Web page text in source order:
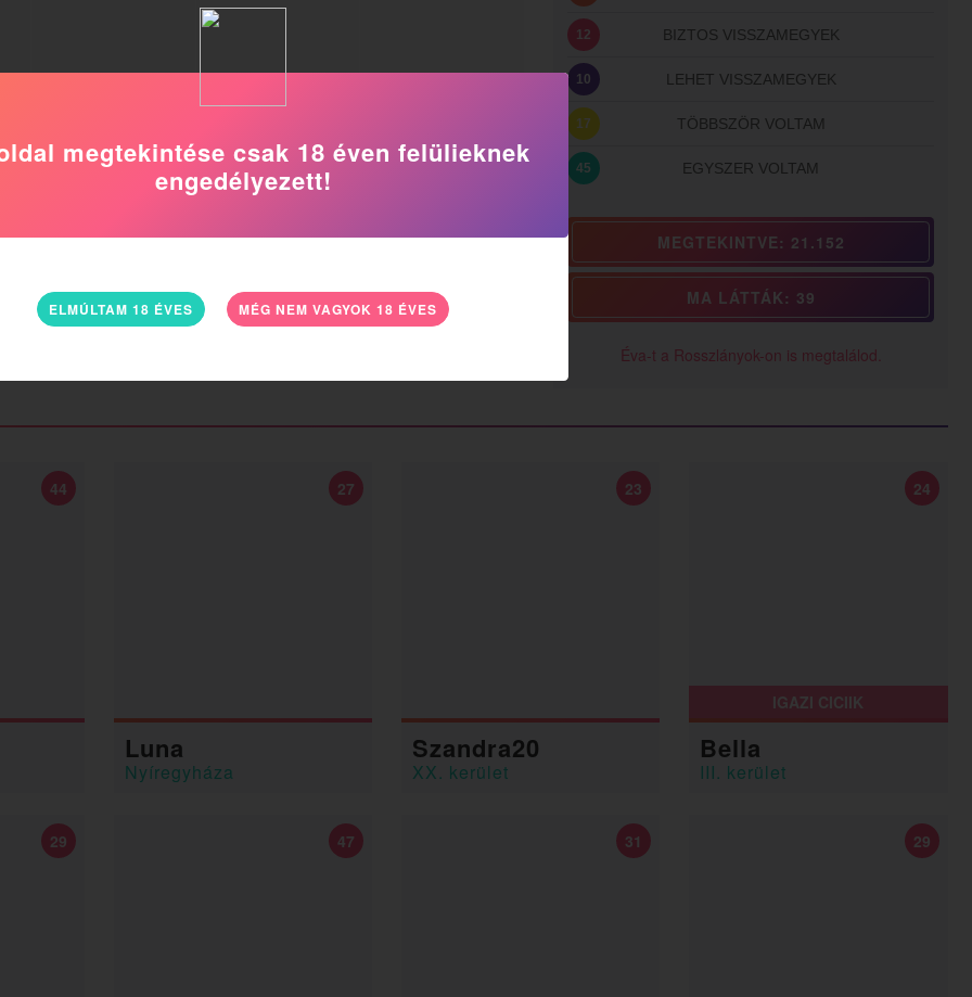
12 BIZTOS VISSZAMEGYEK
10 LEHET VISSZAMEGYEK
17 TÖBBSZÖR VOLTAM
45 EGYSZER VOLTAM
MEGTEKINTVE: 21.152
MA LÁTTÁK: 39
Éva-t a Rosszlányok-on is megtalálod.
44
Luna
Nyíregyháza
27
Szandra20
XX. kerület
23
IGAZI CICIIK
Bella
III. kerület
24
29 47 31 29
megtekintése csak 18 éven felülieknek
engedélyezett!
ELMÚLTAM 18 ÉVES MÉG NEM VAGYOK 18 ÉVES